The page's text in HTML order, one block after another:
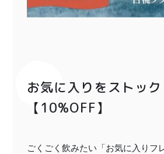
お気に入りをストッ
【10%OFF】
ごくごく飲みたい「お気に入りフ